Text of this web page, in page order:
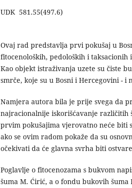
UDK
Ovaj rad predstavlja prvi pokušaj u
fitocenoloških, pedoloških i
Kao objekt istraživanja uzete su čiste
smrče, koje su u Bosni i Hercegovini - i
Namjera autora bila je prije svega da
najracionalnije iskorišćavanje različitih
prvim pokušajima vjerovatno neće biti
ako se ovim radom pokaže da su
očekivati da će glavna svrha biti
Poglavlje o fitocenozama s bukvom
šuma M. Ćirić, a o fondu bukovih